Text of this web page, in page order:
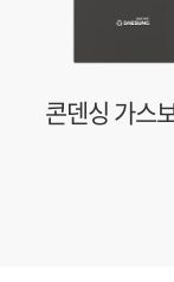
콘덴싱 가스